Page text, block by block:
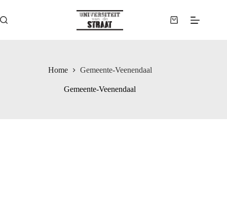
de
Winkelwagen
Home Gemeente-Veenendaal
Gemeente-Veenendaal